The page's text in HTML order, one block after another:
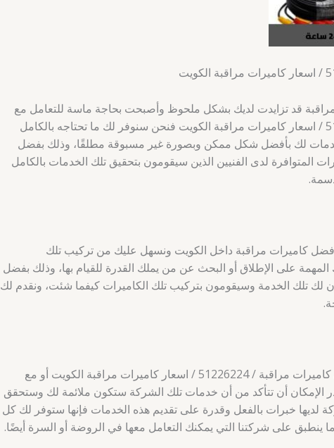
قد تزايدت لديك بشكل ملحوظ وأصبحت بحاجة ماسة للتعامل مع
فنى كاميرات مراقبة / 51226224 / اسعار كاميرات مراقبة الكويت فنحن سنوفر لك ما تحتاجه بالكامل
لك بأفضل شكل ممكن وبصورة غير مسبوقة مطلقًا، وذلك بفضل
المتوافرة لدى الفنيين الذين سيقومون بتحقيق تلك الخدمات بالكامل
أفضل كاميرات مراقبة داخل الكويت ونسهل عليك من تركيب تلك
المهمة على الإطلاق أو البحث عن من يملك القدرة للقيام بها، وذلك بفضل
لك تلك الخدمة وسيقومون بتركيب تلك الكاميرات كيفما شئت، ونقدم لك
قبل أن تبادر في التعامل مع فنى كاميرات مراقبة / 51226224 / اسعار كاميرات مراقبة الكويت أو مع
الإمكان أن تتأكد من أن خدمات تلك الشركة ستكون ملائمة لك وستحقق
لديها خبرات بالفعل وقدرة على تقديم هذه الخدمات فإنها ستوفر لك كل
ينطبق على شركتنا التي يمكنك التعامل معها في الروضة أو السرة أيضًا.